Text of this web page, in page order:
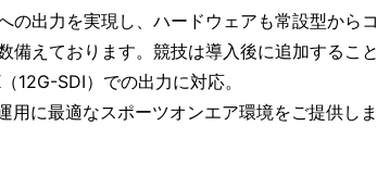
の出力を実現し、ハードウェアも常設型か
備えております。競技は導入後に追加すること
12G-SDI）での出力に対応。
用に最適なスポーツオンエア環境をご提供しま